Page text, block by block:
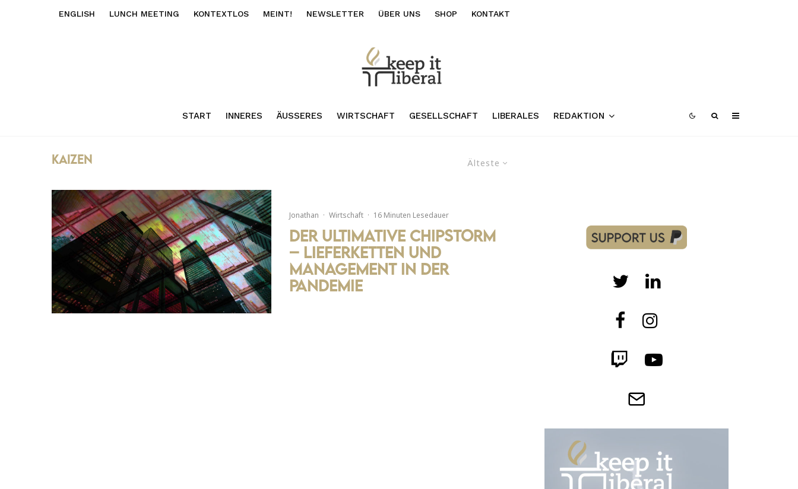
ENGLISH LUNCH MEETING KONTEXTLOS MEINT! NEWSLETTER ÜBER UNS SHOP KONTAKT
START INNERES ÄUSSERES WIRTSCHAFT GESELLSCHAFT LIBERALES REDAKTION
Älteste
Kaizen
Jonathan · Wirtschaft · 16 Minuten Lesedauer
Der ultimative Chipstorm
– Lieferketten und
Management in der
Pandemie